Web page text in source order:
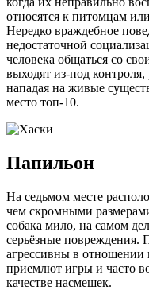
относятся к питомцам
Нередко враждебное
недостаточной
человека общаться со
выходят из-под
нападая на живые
место топ-10.
Папильон
На седьмом месте
чем скромными
собака мило, на самом
серьёзные повреждения.
агрессивны в отношении
приемлют игры и часто
качестве насмешек.